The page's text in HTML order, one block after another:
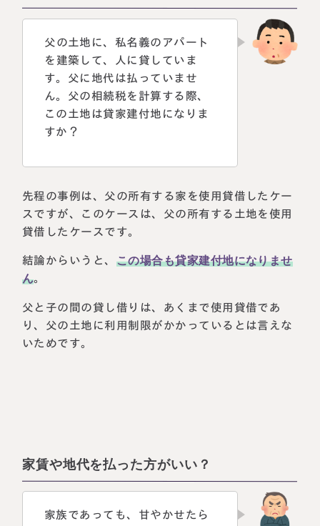
父の土地に、私名義のアパート
を建築して、人に貸していま
す。父に地代は払っていませ
ん。父の相続税を計算する際、
この土地は貸家建付地になりま
すか？
先程の事例は、父の所有する家を使用貸借したケー
スですが、このケースは、父の所有する土地を使用
貸借したケースです。
結論からいうと、この場合も貸家建付地になりませ
ん。
父と子の間の貸し借りは、あくまで使用貸借であ
り、父の土地に利用制限がかかっているとは言えな
いためです。
家賃や地代を払った方がいい？
家族であっても、甘やかせたら